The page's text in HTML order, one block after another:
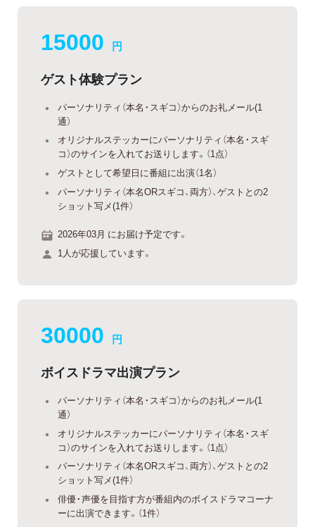
15000 円
ゲスト体験プラン
パーソナリティ（本名・スギコ）からのお礼メール(1
通）
オリジナルステッカーにパーソナリティ（本名・スギ
コ）のサインを入れてお送りします。（1点）
ゲストとして希望日に番組に出演（1名）
パーソナリティ（本名ORスギコ、両方）、ゲストとの2
ショット写メ(1件）
2026年03月 にお届け予定です。
1人が応援しています。
30000 円
ボイスドラマ出演プラン
パーソナリティ（本名・スギコ）からのお礼メール(1
通）
オリジナルステッカーにパーソナリティ（本名・スギ
コ）のサインを入れてお送りします。（1点）
パーソナリティ（本名ORスギコ、両方）、ゲストとの2
ショット写メ(1件）
俳優・声優を目指す方が番組内のボイスドラマコーナ
ーに出演できます。（1件）